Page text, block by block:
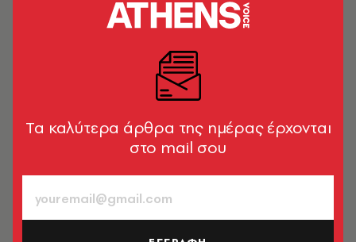
Πλοίο στην Τήνο αποβιβάζει
πολίτες και οχήματα ενώ τα κύματα
«καταπίνουν» το λιμάνι - Δείτε το
Εικόνες από τις δυσκολίες των νησιωτών τον χειμώνα
Tα καλύτερα άρθρα της ημέρας έρχονται
στο mail σου